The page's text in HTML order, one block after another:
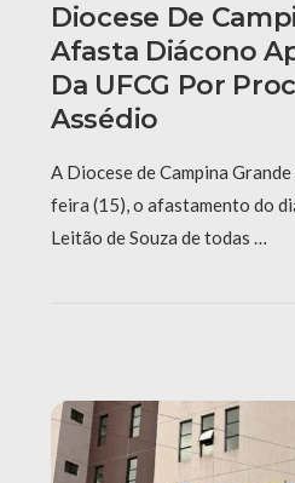
Diocese De
Afasta Diácono
Da UFCG Por
Assédio
A Diocese de Campina
feira (15), o afastamento do
Leitão de Souza de todas …